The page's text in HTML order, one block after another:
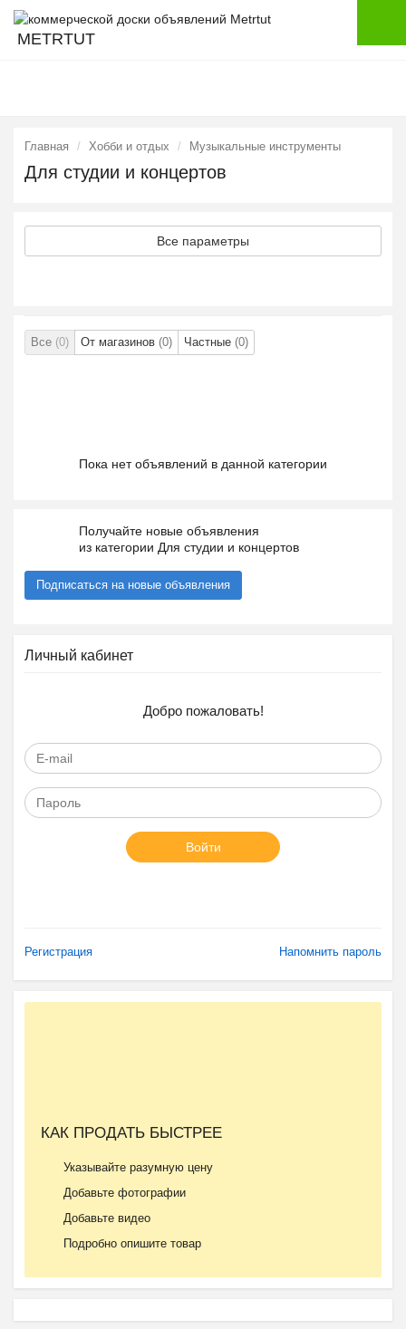
METRTUT
Главная Хобби и отдых Музыкальные инструменты
Для студии и концертов
Все параметры
Все (0) От магазинов (0) Частные (0)
Пока нет объявлений в данной категории
Получайте новые объявления
из категории Для студии и концертов
Подписаться на новые объявления
Личный кабинет
Добро пожаловать!
Войти
Регистрация Напомнить пароль
КАК ПРОДАТЬ БЫСТРЕЕ
Указывайте разумную цену
Добавьте фотографии
Добавьте видео
Подробно опишите товар